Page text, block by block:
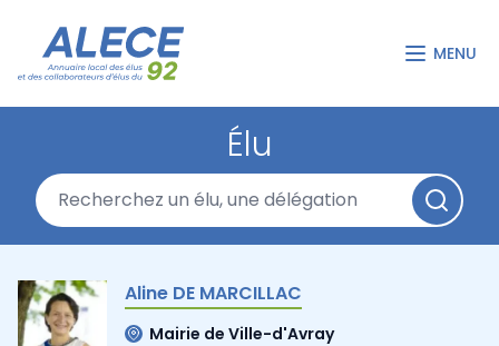
MENU
Élu
Aline DE MARCILLAC
Mairie de Ville-d'Avray